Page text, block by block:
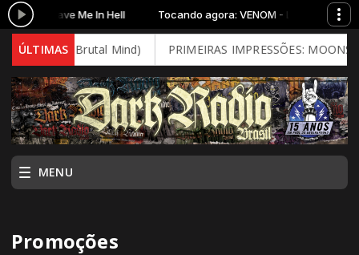
- Leave Me In Hell Tocando agora: VENOM - Leave Me In
ÚLTIMAS
(2026 - Brutal Mind) PRIMEIRAS IMPRESSÕES:
MENU
Promoções